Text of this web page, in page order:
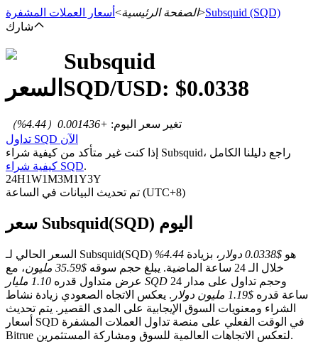
العقود الآجلة USDT
الصفحة الرئيسية> أسعار العملات المشفرة >Subsquid (SQD)
شارك
Subsquid
السعر SQD/USD: $0.0338
تغير سعر اليوم:
+0.001436
（
4.44
%）
تداول SQD الآن
إذا كنت غير متأكد من كيفية شراء Subsquid، راجع دليلنا الكامل
كيفية شراء SQD.
24H1W1M3M1Y3Y
تم تحديث البيانات في الساعة (UTC+8)
سعر Subsquid(SQD) اليوم
السعر الحالي لـ Subsquid(SQD) هو $0.0338 دولار ، بزيادة 4.44%
خلال الـ 24 ساعة الماضية. يبلغ حجم سوقه
$35.59 مليون
، مع
عرض متداول قدره 1.10 مليار SQD
ساعة قدره $1.19 مليون دولار
. يعكس الاتجاه الصعودي زيادة نشاط
الشراء ومعنويات السوق الإيجابية على المدى القصير. يتم تحديث
أسعار SQD في الوقت الفعلي على منصة تداول العملات المشفرة
Bitrue لتعكس الاتجاهات العالمية للسوق ومشاركة المستثمرين.